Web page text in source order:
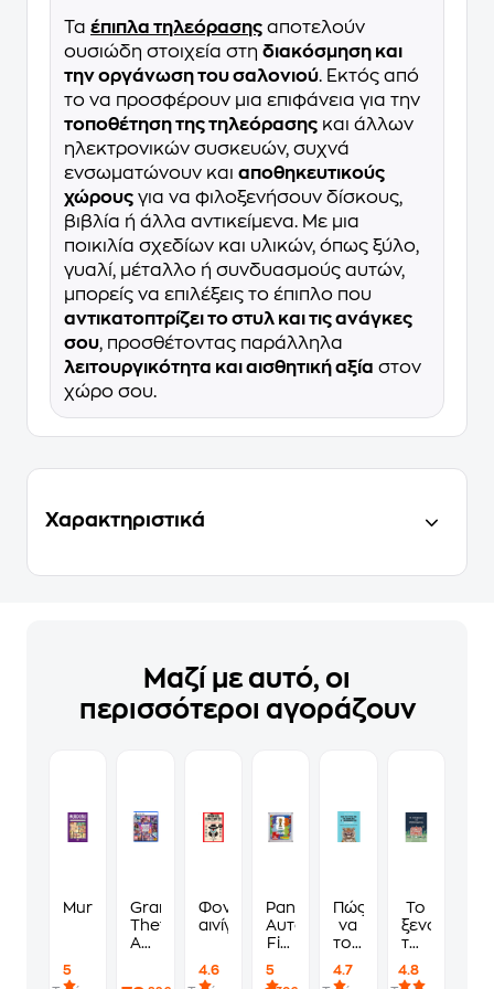
Τα έπιπλα τηλεόρασης αποτελούν
ουσιώδη στοιχεία στη διακόσμηση και
την οργάνωση του σαλονιού. Εκτός από
το να προσφέρουν μια επιφάνεια για την
τοποθέτηση της τηλεόρασης και άλλων
ηλεκτρονικών συσκευών, συχνά
ενσωματώνουν και αποθηκευτικούς
χώρους για να φιλοξενήσουν δίσκους,
βιβλία ή άλλα αντικείμενα. Με μια
ποικιλία σχεδίων και υλικών, όπως ξύλο,
γυαλί, μέταλλο ή συνδυασμούς αυτών,
μπορείς να επιλέξεις το έπιπλο που
αντικατοπτρίζει το στυλ και τις ανάγκες
σου, προσθέτοντας παράλληλα
λειτουργικότητα και αισθητική αξία στον
χώρο σου.
Χαρακτηριστικά
Μαζί με αυτό, οι
περισσότεροι αγοράζουν
Murdoku
5
Grand
Theft
Auto
Standard
Φονικά
αινίγματα
4.6
Panini
Αυτοκόλλητα
Fifa
Cup
5
Πώς
να
τους
να
4.7
Το
ξενοδοχείο
των
4.8